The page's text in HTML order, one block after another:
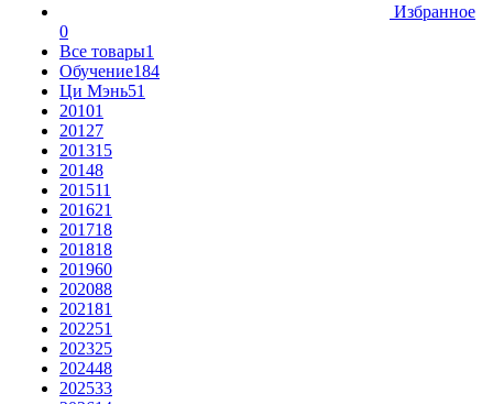
Избранное
0
Все товары1
Обучение184
Ци Мэнь51
20101
20127
201315
20148
201511
201621
201718
201818
201960
202088
202181
202251
202325
202448
202533